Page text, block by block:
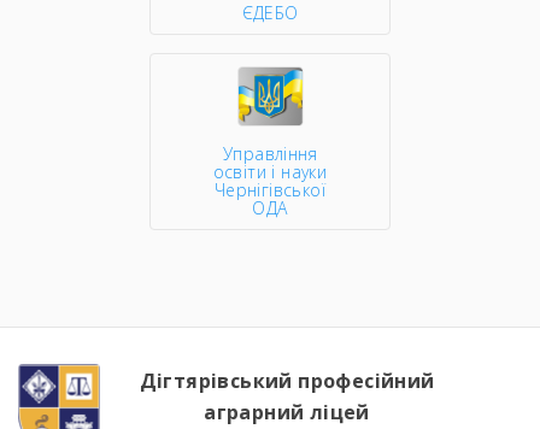
ЄДЕБО
Управління
освіти і науки
Чернігівської
ОДА
Дігтярівський професійний
аграрний ліцей